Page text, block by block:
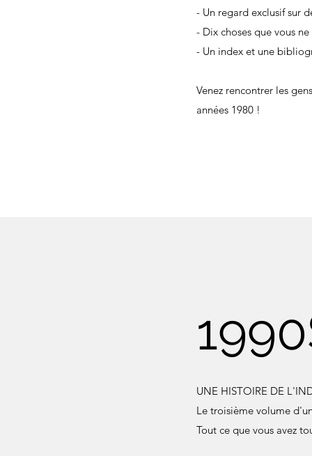
- Un regard exclusif sur
- Dix choses que vous
- Un index et une
Venez rencontrer les
années 1980 !
UNE HISTOIRE DE
Le troisième volume
Tout ce que vous avez